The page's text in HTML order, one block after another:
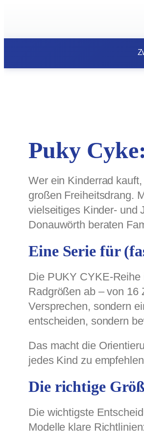
springen
Puky
Wer ein Kinderrad
großen Freiheitsdrang.
vielseitiges Kinder- und
Donauwörth beraten
Eine Serie für
Die PUKY CYKE-Reihe
Radgrößen ab – von 16
Versprechen, sondern
entscheiden, sondern
Das macht die
jedes Kind zu
Die richtige
Die wichtigste
Modelle klare Richtlinien: